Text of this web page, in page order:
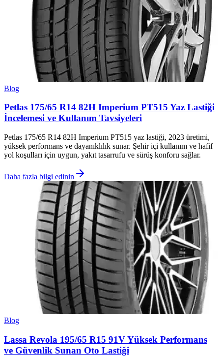
Blog
Petlas 175/65 R14 82H Imperium PT515 Yaz Lastiği
İncelemesi ve Kullanım Tavsiyeleri
Petlas 175/65 R14 82H Imperium PT515 yaz lastiği, 2023 üretimi,
yüksek performans ve dayanıklılık sunar. Şehir içi kullanım ve hafif
yol koşulları için uygun, yakıt tasarrufu ve sürüş konforu sağlar.
Daha fazla bilgi edinin
Blog
Lassa Revola 195/65 R15 91V Yüksek Performans
ve Güvenlik Sunan Oto Lastiği